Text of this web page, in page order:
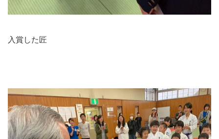
入賞した匠